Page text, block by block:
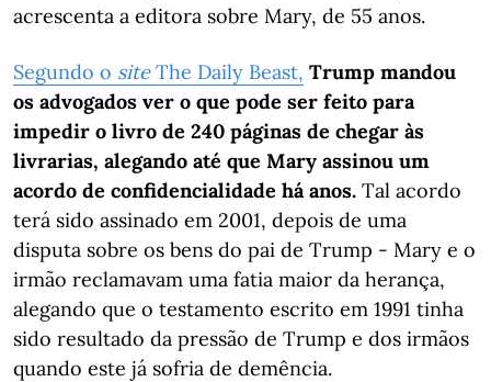
acrescenta a editora sobre Mary, de 55 anos.
Segundo o siteThe Daily Beast, Trump mandou
os advogados ver o que pode ser feito para
impedir o livro de 240 páginas de chegar às
livrarias, alegando até que Mary assinou um
acordo de confidencialidade há anos. Tal acordo
terá sido assinado em 2001, depois de uma
disputa sobre os bens do pai de Trump - Mary e o
irmão reclamavam uma fatia maior da herança,
alegando que o testamento escrito em 1991 tinha
sido resultado da pressão de Trump e dos irmãos
quando este já sofria de demência.